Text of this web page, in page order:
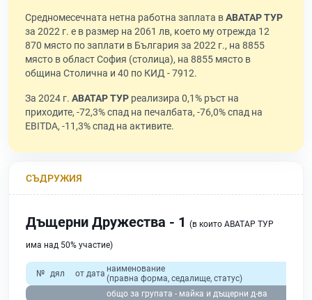
Средномесечната нетна работна заплата вАВАТАР ТУР
за 2022 г. е в размер на 2061 лв, което му отрежда 12
870 място по заплати в България за 2022 г., на 8855
място в област София (столица), на 8855 място в
община Столична и 40 по КИД - 7912.
За 2024 г. АВАТАР ТУР реализира 0,1% ръст на
приходите, -72,3% спад на печалбата, -76,0% спад на
EBITDA, -11,3% спад на активите.
СЪДРУЖИЯ
Дъщерни Дружества - 1 (в които АВАТАР ТУР
има над 50% участие)
№ дял от дата наименование
(правна форма, седалище, статус)
общо за групата - майка и дъщерни д-ва